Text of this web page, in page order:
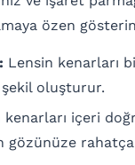
özen
Lensin kenarları
oluşturur.
içeri
gözünüze